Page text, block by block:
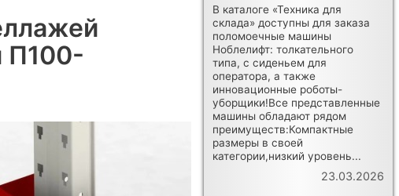
П100-
В каталоге «Техника для
склада» доступны для заказа
поломоечные машины
Ноблелифт: толкательного
типа, с сиденьем для
оператора, а также
инновационные роботы-
уборщики!Все представленные
машины обладают рядом
преимуществ:Компактные
размеры в своей
категории,низкий уровень...
23.03.2026